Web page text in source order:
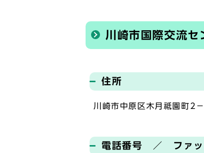
川崎市国際交流セ
住所
川崎市中原区木月祗園町2
電話番号 ／ ファッ